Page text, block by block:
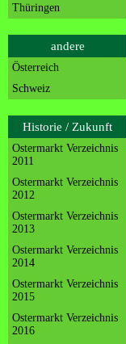
Thüringen
andere
Österreich
Schweiz
Historie / Zukunft
Ostermarkt Verzeichnis
2011
Ostermarkt Verzeichnis
2012
Ostermarkt Verzeichnis
2013
Ostermarkt Verzeichnis
2014
Ostermarkt Verzeichnis
2015
Ostermarkt Verzeichnis
2016